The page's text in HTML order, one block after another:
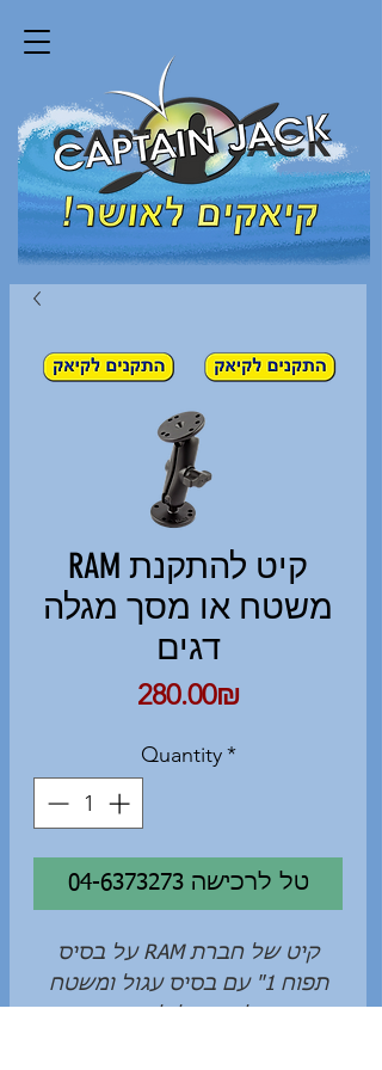
RAM קיט להתקנת
משטח או מסך מגלה
דגים
‏280.00 ‏₪Price
Quantity *
04-6373273 טל לרכישה
קיט של חברת RAM על בסיס
תפוח 1" עם בסיס עגול ומשטח